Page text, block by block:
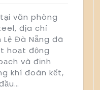
văn phòng
địa chỉ
Lệ Đà Nẵng đã
hoạt động
và định
khí đoàn kết,